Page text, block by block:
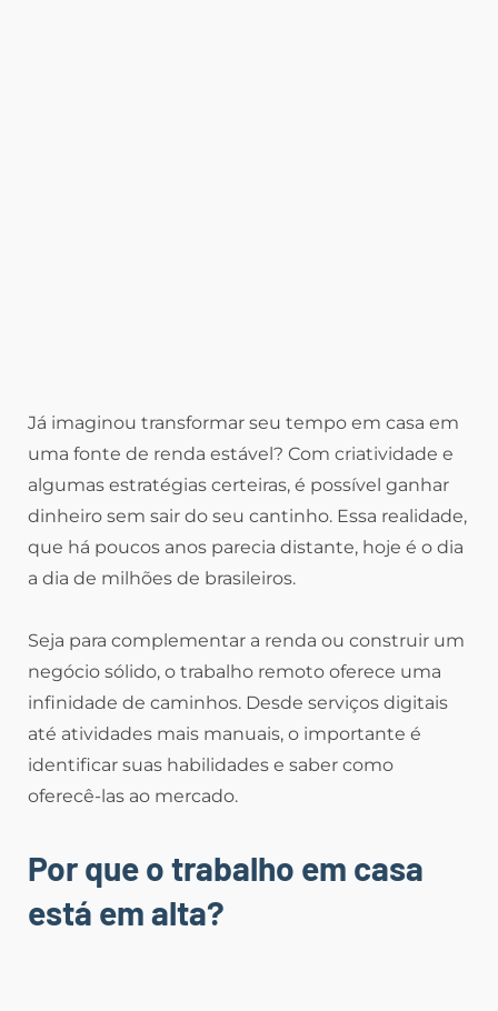
Já imaginou transformar seu tempo em casa em
uma fonte de renda estável? Com criatividade e
algumas estratégias certeiras, é possível ganhar
dinheiro sem sair do seu cantinho. Essa realidade,
que há poucos anos parecia distante, hoje é o dia
a dia de milhões de brasileiros.
Seja para complementar a renda ou construir um
negócio sólido, o trabalho remoto oferece uma
infinidade de caminhos. Desde serviços digitais
até atividades mais manuais, o importante é
identificar suas habilidades e saber como
oferecê-las ao mercado.
Por que o trabalho em casa
está em alta?